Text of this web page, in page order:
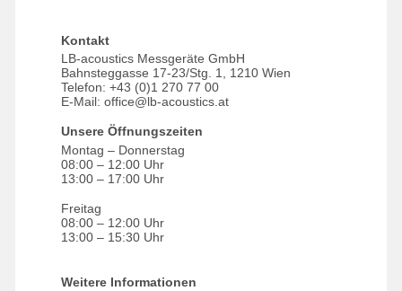
Kontakt
LB-acoustics Messgeräte GmbH
Bahnsteggasse 17-23/Stg. 1, 1210 Wien
Telefon: +43 (0)1 270 77 00
E-Mail: office@lb-acoustics.at
Unsere Öffnungszeiten
Montag – Donnerstag
08:00 – 12:00 Uhr
13:00 – 17:00 Uhr
Freitag
08:00 – 12:00 Uhr
13:00 – 15:30 Uhr
Weitere Informationen